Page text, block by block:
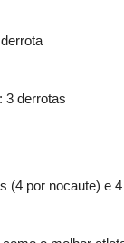
3 derrotas
(4 por nocaute) e